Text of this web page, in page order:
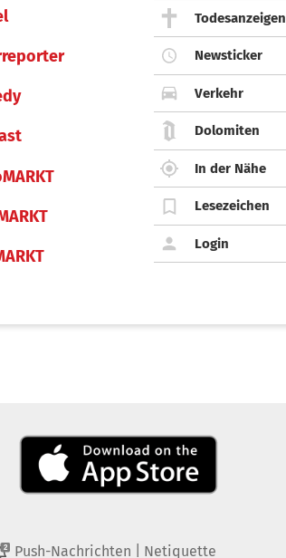
Todesanzeigen
Newsticker
Verkehr
Dolomiten
In der Nähe
Lesezeichen
Login
2 Push-Nachrichten Netiquette